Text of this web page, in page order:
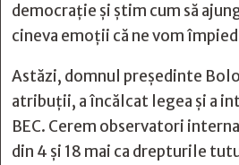
democrație și știm cum să
cineva emoții că ne vom
Astăzi, domnul președinte
atribuții, a încălcat legea și a
BEC. Cerem observatori
din 4 și 18 mai ca drepturile